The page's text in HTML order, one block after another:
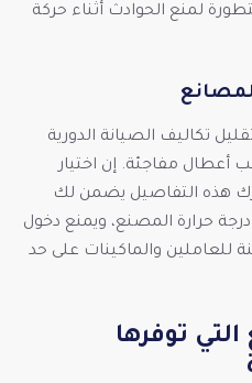
لمنع الحوادث أثناء حركة
تكاليف الصيانة الدورية
أعطال مفاجئة. إن اختيار
هذه التفاصيل يضمن لك
حرارة المصنع، ويمنع دخول
للعاملين والماكينات على حد
توفرها